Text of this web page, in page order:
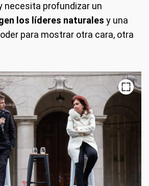
necesita profundizar un
los líderes naturales y una
para mostrar otra cara, otra